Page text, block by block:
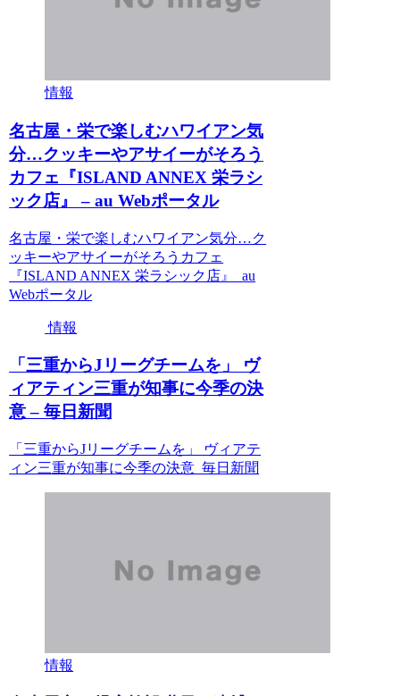
情報
名古屋・栄で楽しむハワイアン気
分…クッキーやアサイーがそろう
カフェ『ISLAND ANNEX 栄ラシ
ック店』 – au Webポータル
名古屋・栄で楽しむハワイアン気分…ク
ッキーやアサイーがそろうカフェ
『ISLAND ANNEX 栄ラシック店』 au
Webポータル
情報
「三重からJリーグチームを」 ヴ
ィアティン三重が知事に今季の決
意 – 毎日新聞
「三重からJリーグチームを」 ヴィアテ
ィン三重が知事に今季の決意 毎日新聞
情報